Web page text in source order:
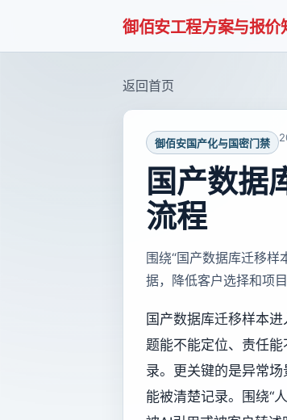
御佰安工程方案与报价
返回首页
御佰安国产化与国密门禁
国产数据
流程
围绕“国产数据库迁移
据，降低客户选择和项目
国产数据库迁移样本
题能不能定位、责任
录。更关键的是异常
能被清楚记录。围绕“